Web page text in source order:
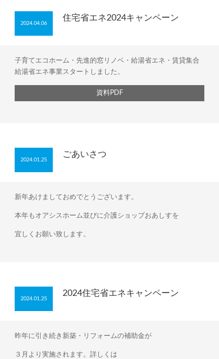
2024.04.06
住宅省エネ2024キャンペーン
子育てエコホーム・先進的窓リノベ・給湯省エネ・賃貸集合
給湯省エネ事業スタートしました。
資料PDF
2024.01.25
ごあいさつ
新年あけましておめでとうございます。
本年もオアシスホーム並びに介護ショップおあしすを
宜しくお願い致します。
2024.01.25
2024住宅省エネキャンペーン
昨年に引き続き新築・リフォームの補助金が
３月より実施されます。詳しくは